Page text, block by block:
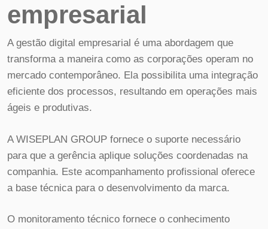
empresarial
A gestão digital empresarial é uma abordagem que
transforma a maneira como as corporações operam no
mercado contemporâneo. Ela possibilita uma integração
eficiente dos processos, resultando em operações mais
ágeis e produtivas.
A WISEPLAN GROUP fornece o suporte necessário
para que a gerência aplique soluções coordenadas na
companhia. Este acompanhamento profissional oferece
a base técnica para o desenvolvimento da marca.
O monitoramento técnico fornece o conhecimento